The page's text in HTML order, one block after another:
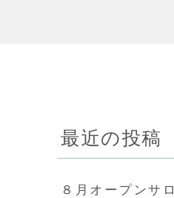
最近の投稿
８月オープンサ